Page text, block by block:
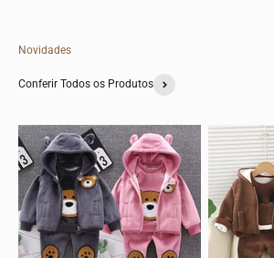
Novidades
Conferir Todos os Produtos